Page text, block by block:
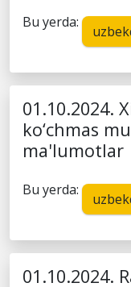
Bu yerda:
01.10.2024.
ko‘chmas
ma'lumotlar
Bu yerda:
01.10.2024.